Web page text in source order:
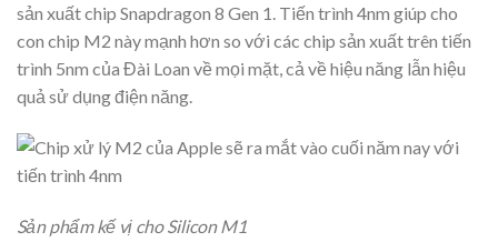
sản xuất chip Snapdragon 8 Gen 1. Tiến trình 4nm giúp cho
con chip M2 này mạnh hơn so với các chip sản xuất trên tiến
trình 5nm của Đài Loan về mọi mặt, cả về hiệu năng lẫn hiệu
quả sử dụng điện năng.
Sản phẩm kế vị cho Silicon M1